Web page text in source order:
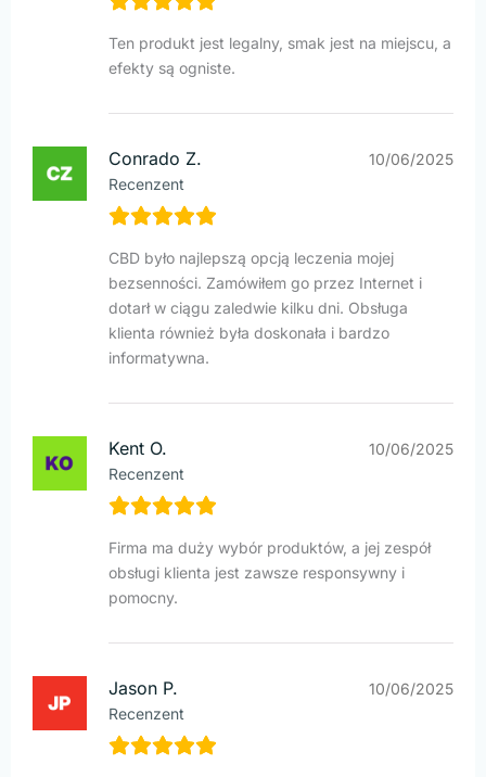
Ten produkt jest legalny, smak jest na miejscu, a
efekty są ogniste.
Conrado Z.
Recenzent
10/06/2025
CBD było najlepszą opcją leczenia mojej
bezsenności. Zamówiłem go przez Internet i
dotarł w ciągu zaledwie kilku dni. Obsługa
klienta również była doskonała i bardzo
informatywna.
Kent O.
Recenzent
10/06/2025
Firma ma duży wybór produktów, a jej zespół
obsługi klienta jest zawsze responsywny i
pomocny.
Jason P.
Recenzent
10/06/2025